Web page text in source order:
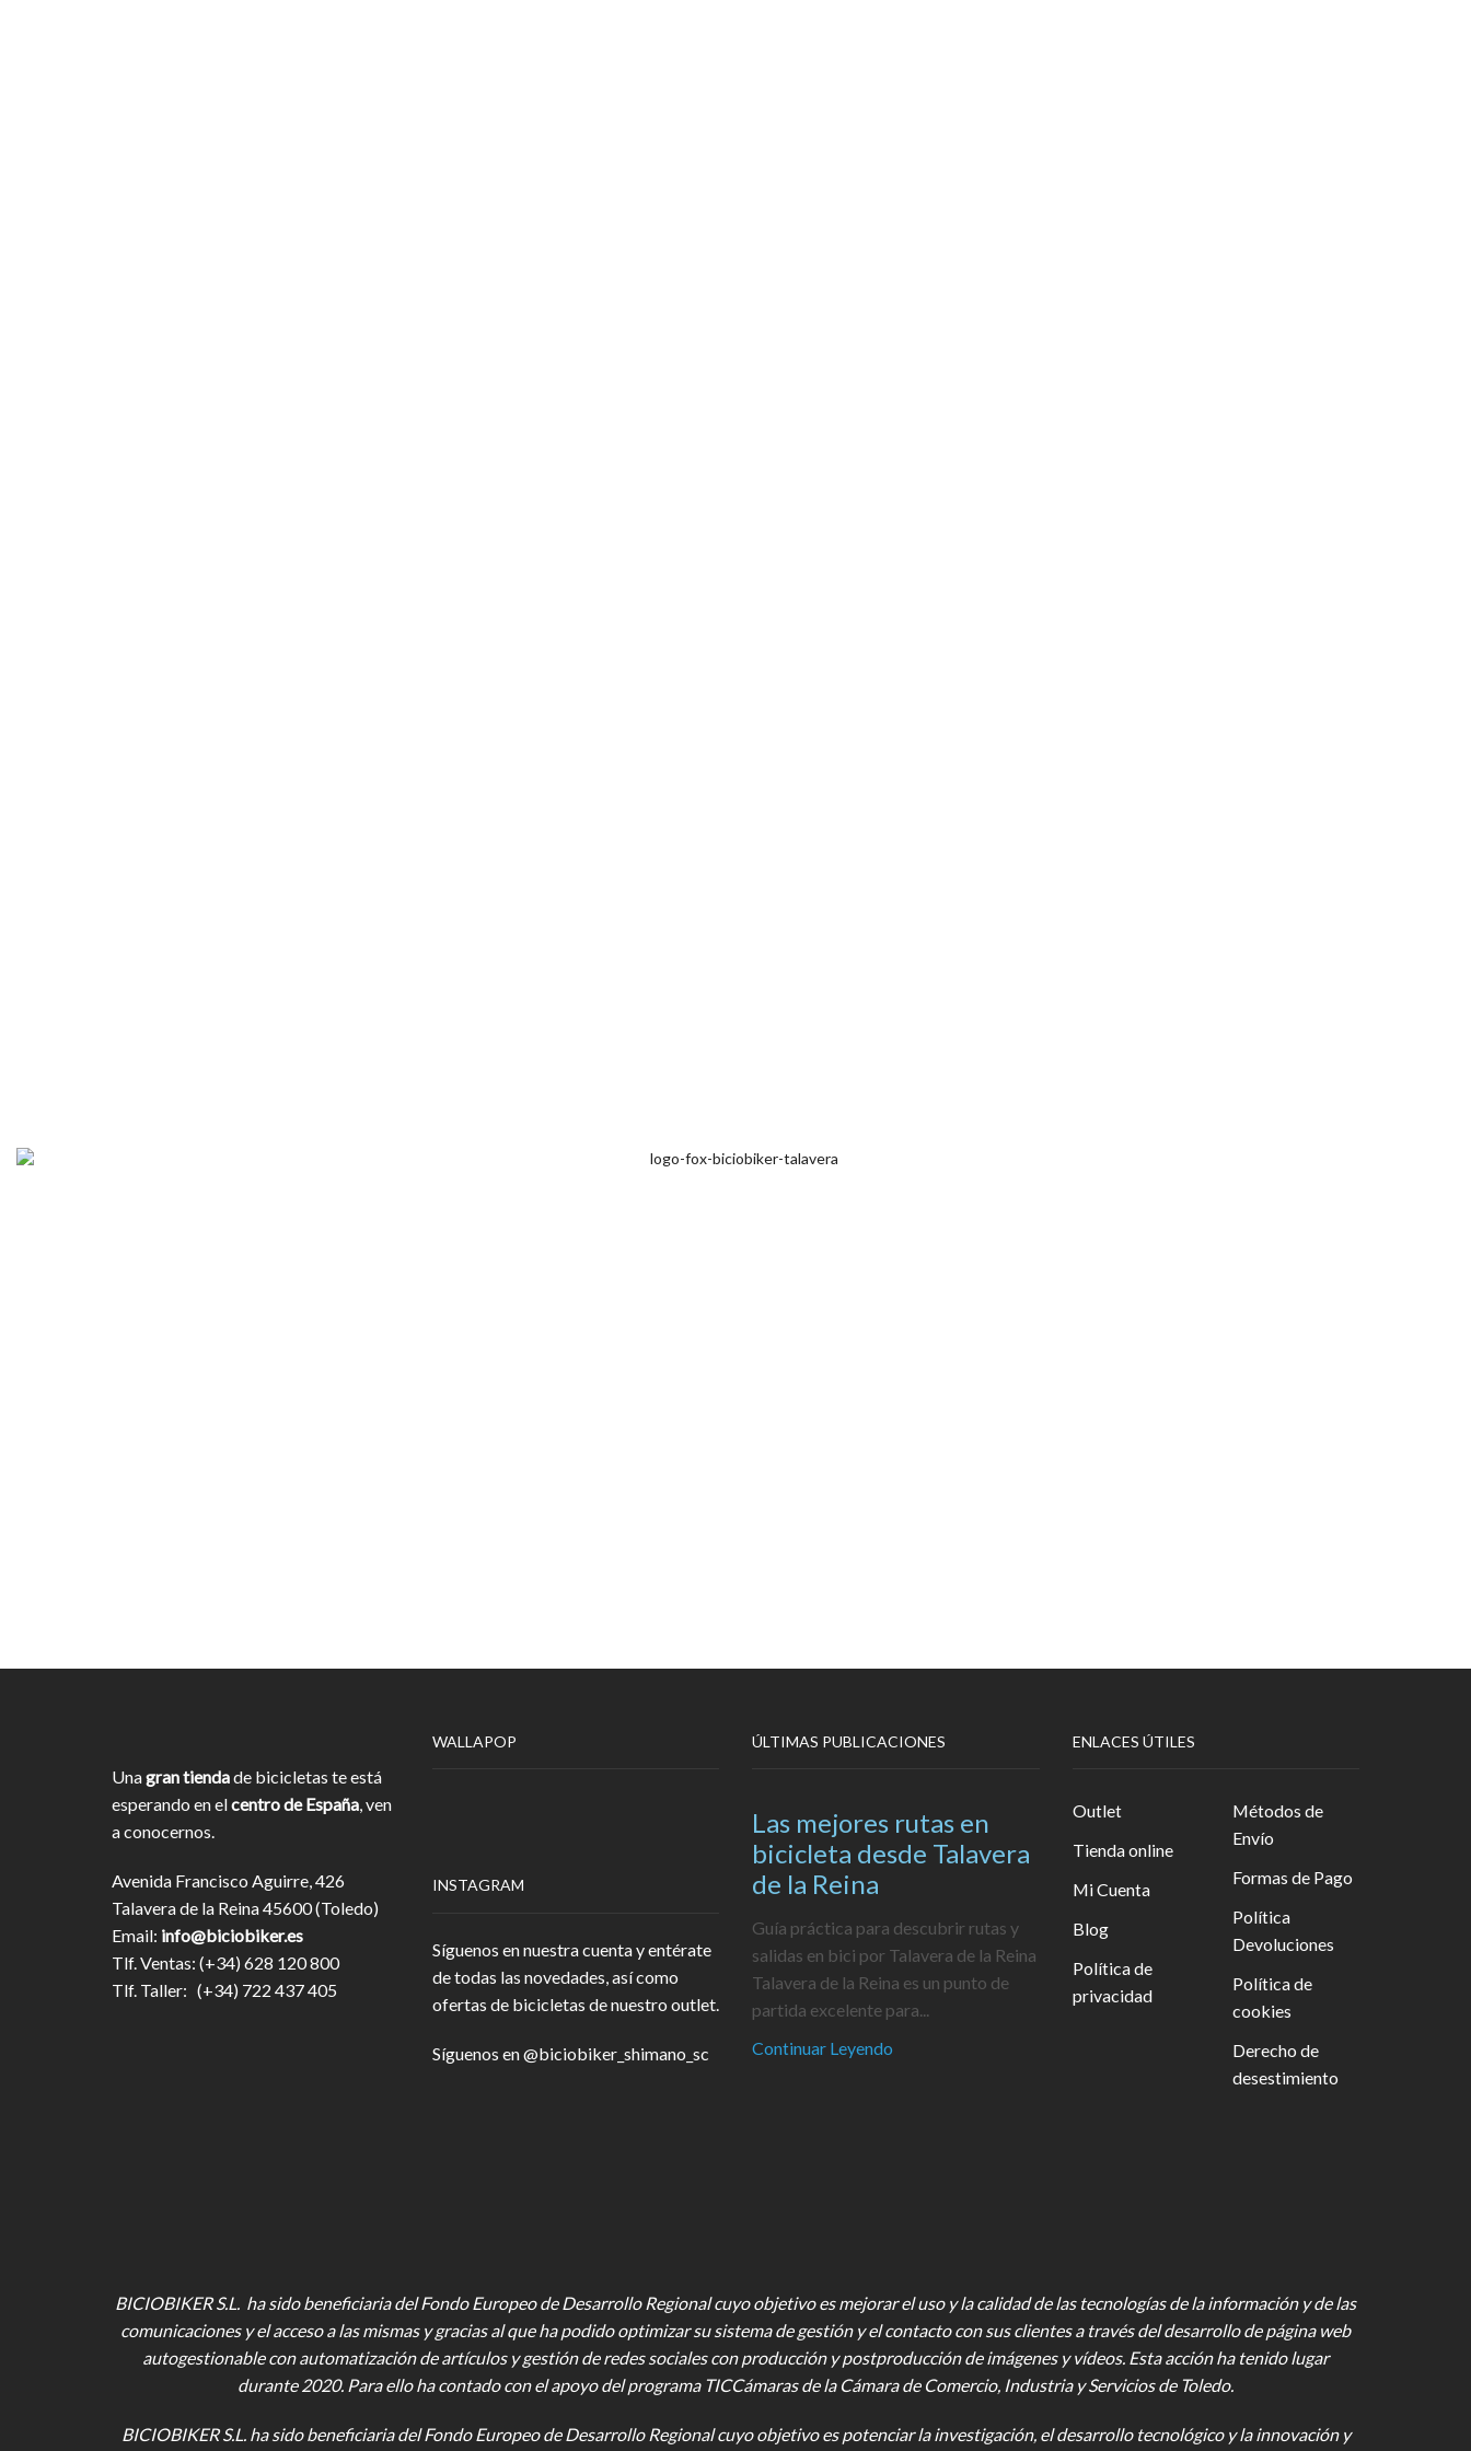
Unagran tiendade bicicletas te está
esperando en elcentro de España, ven
a conocernos.
Avenida Francisco Aguirre, 426
Talavera de la Reina 45600 (Toledo)
Email: info@biciobiker.es
Tlf. Ventas: (+34) 628 120 800
Tlf. Taller: (+34) 722 437 405
WALLAPOP
INSTAGRAM
Síguenos en nuestra cuenta y entérate
de todas las novedades, así como
ofertas de bicicletas de nuestro outlet.
Síguenos en@biciobiker_shimano_sc
ÚLTIMAS PUBLICACIONES
Las mejores rutas en
bicicleta desde Talavera
de la Reina
Guía práctica para descubrir rutas y
salidas en bici por Talavera de la Reina
Talavera de la Reina es un punto de
partida excelente para...
Continuar Leyendo
ENLACES ÚTILES
Outlet
Tienda online
Mi Cuenta
Blog
Política de
privacidad
Métodos de
Envío
Formas de Pago
Política
Devoluciones
Política de
cookies
Derecho de
desestimiento
BICIOBIKER S.L. ha sido beneficiaria del Fondo Europeo de Desarrollo Regional cuyo objetivo es mejorar el uso y la calidad de las tecnologías de la información y de las
comunicaciones y el acceso a las mismas y gracias al que ha podido optimizar su sistema de gestión y el contacto con sus clientes a través del desarrollo de página web
autogestionable con automatización de artículos y gestión de redes sociales con producción y postproducción de imágenes y vídeos. Esta acción ha tenido lugar
durante 2020. Para ello ha contado con el apoyo del programa TICCámaras de la Cámara de Comercio, Industria y Servicios de Toledo.
BICIOBIKER S.L. ha sido beneficiaria del Fondo Europeo de Desarrollo Regional cuyo objetivo es potenciar la investigación, el desarrollo tecnológico y la innovación y